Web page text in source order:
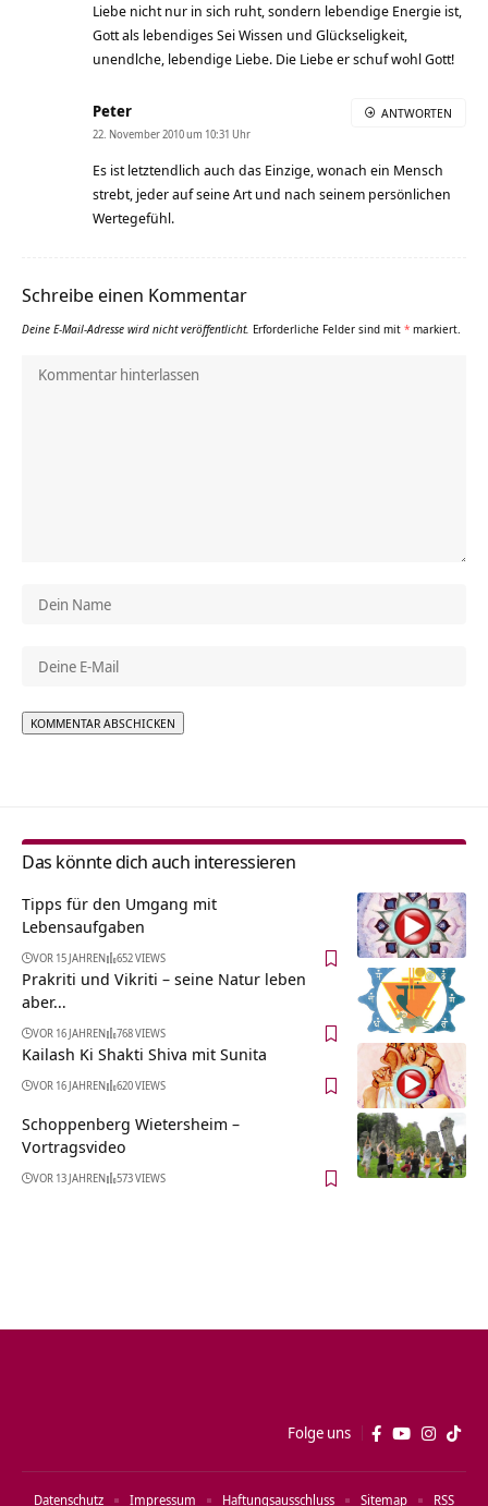
Liebe nicht nur in sich ruht, sondern lebendige Energie ist,
Gott als lebendiges Sei Wissen und Glückseligkeit,
unendlche, lebendige Liebe. Die Liebe er schuf wohl Gott!
Peter
22. November 2010 um 10:31 Uhr
Es ist letztendlich auch das Einzige, wonach ein Mensch
strebt, jeder auf seine Art und nach seinem persönlichen
Wertegefühl.
ANTWORTEN
Schreibe einen Kommentar
Deine E-Mail-Adresse wird nicht veröffentlicht. Erforderliche Felder sind mit * markiert.
Das könnte dich auch interessieren
Tipps für den Umgang mit
Lebensaufgaben
VOR 15 JAHREN 652 VIEWS
Prakriti und Vikriti – seine Natur leben
aber…
VOR 16 JAHREN 768 VIEWS
Kailash Ki Shakti Shiva mit Sunita
VOR 16 JAHREN 620 VIEWS
Schoppenberg Wietersheim‏‎ –
Vortragsvideo
VOR 13 JAHREN 573 VIEWS
Folge uns
Datenschutz Impressum Haftungsausschluss Sitemap RSS